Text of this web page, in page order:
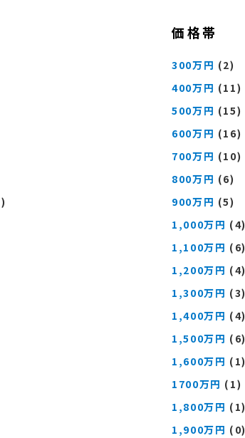
価格帯
300万円 (2)
400万円 (11)
500万円 (15)
600万円 (16)
700万円 (10)
800万円 (6)
900万円 (5)
1,000万円 (4)
1,100万円 (6)
1,200万円 (4)
1,300万円 (3)
1,400万円 (4)
1,500万円 (6)
1,600万円 (1)
1700万円 (1)
1,800万円 (1)
1,900万円 (0)